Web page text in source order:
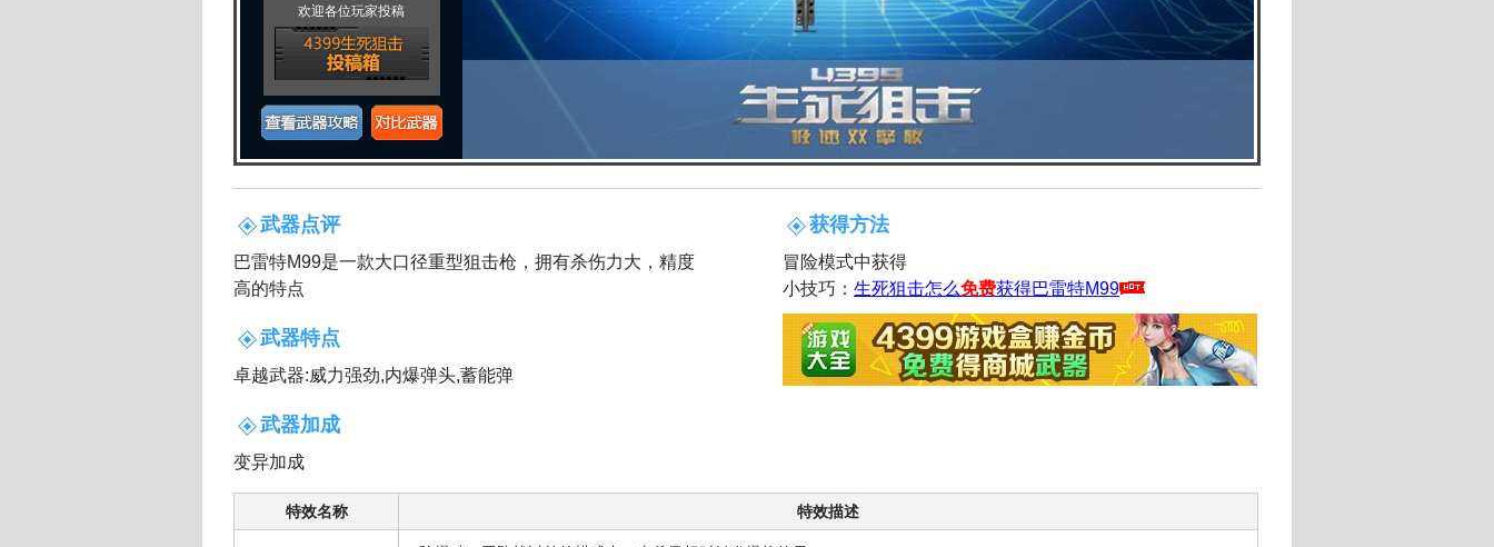
欢迎各位玩家投稿
武器点评
巴雷特M99是一款大口径重型狙击枪，拥有杀伤力大，精度
高的特点
武器特点
卓越武器:威力强劲,内爆弹头,蓄能弹
武器加成
变异加成
获得方法
冒险模式中获得
小技巧： 生死狙击怎么免费获得巴雷特M99
特效名称 特效描述